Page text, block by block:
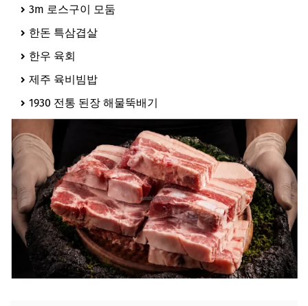
3m 로스구이 모둠
한돈 특삼겹살
한우 육회
제주 육비빔밥
1930 전통 된장 해물뚝배기